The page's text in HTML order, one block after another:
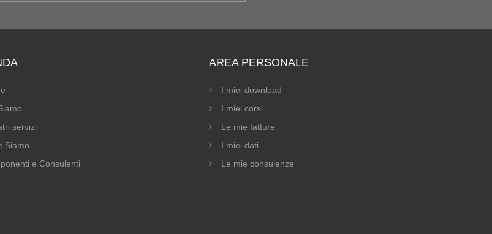
servizi
Siamo
e Consulenti
AREA PERSONALE
I miei download
I miei corsi
Le mie fatture
I miei dati
Le mie consulenze